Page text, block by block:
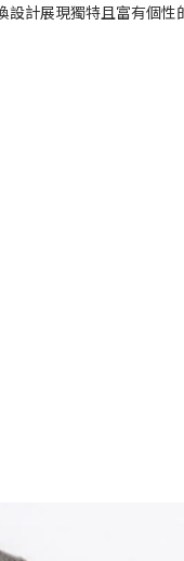
計展現獨特且富有個性